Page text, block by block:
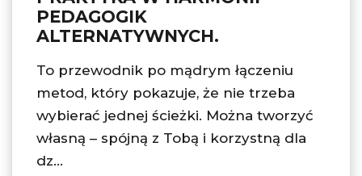
PEDAGOGIK
ALTERNATYWNYCH.
To przewodnik po mądrym łączeniu
metod, który pokazuje, że nie trzeba
wybierać jednej ścieżki. Można tworzyć
własną – spójną z Tobą i korzystną dla
dz...